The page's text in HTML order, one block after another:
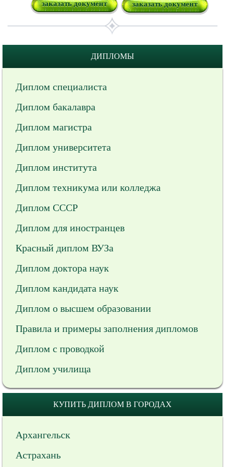
заказать документ заказать документ
ДИПЛОМЫ
Диплом специалиста
Диплом бакалавра
Диплом магистра
Диплом университета
Диплом института
Диплом техникума или колледжа
Диплом СССР
Диплом для иностранцев
Красный диплом ВУЗа
Диплом доктора наук
Диплом кандидата наук
Диплом о высшем образовании
Правила и примеры заполнения дипломов
Диплом с проводкой
Диплом училища
КУПИТЬ ДИПЛОМ В ГОРОДАХ
Архангельск
Астрахань